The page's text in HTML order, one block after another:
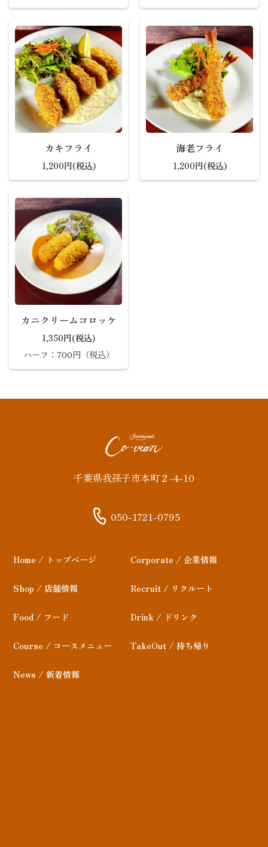
カキフライ
1,200円(税込)
海老フライ
1,200円(税込)
カニクリームコロッケ
1,350円(税込)
ハーフ：700円（税込）
千葉県我孫子市本町２-4-10
050-1721-0795
Home / トップページ Corporate / 企業情報
Shop / 店舗情報 Recruit / リクルート
Food / フード Drink / ドリンク
Course / コースメニュー TakeOut / 持ち帰り
News / 新着情報